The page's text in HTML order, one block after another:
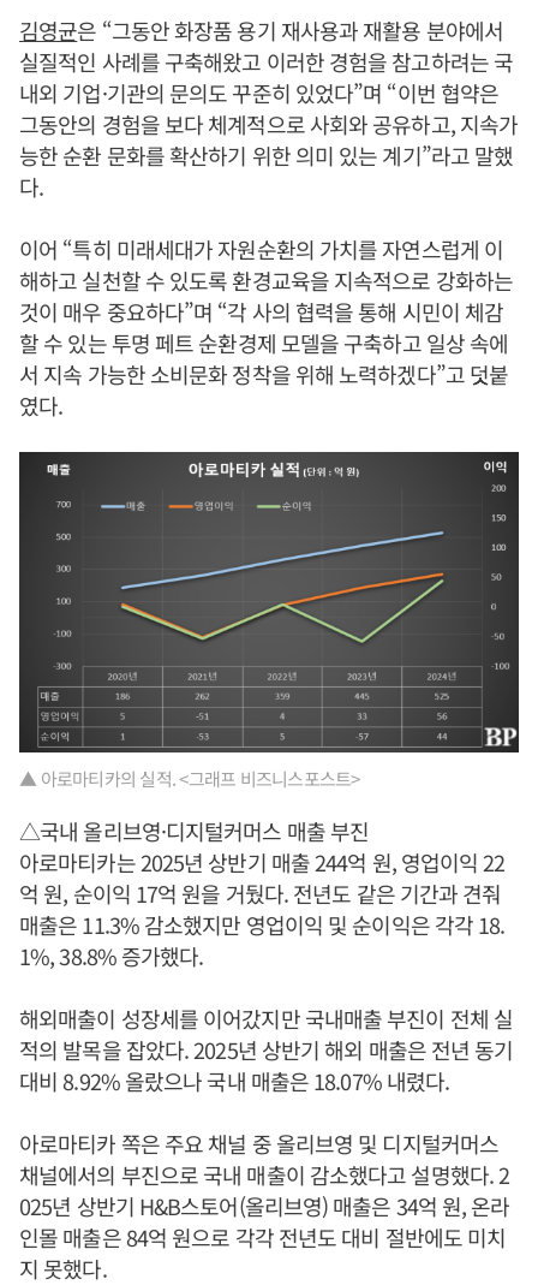
김영균은 “그동안 화장품 용기 재사용과 재활용 분야에서
실질적인 사례를 구축해왔고 이러한 경험을 참고하려는 국
내외 기업·기관의 문의도 꾸준히 있었다”며 “이번 협약은
그동안의 경험을 보다 체계적으로 사회와 공유하고, 지속가
능한 순환 문화를 확산하기 위한 의미 있는 계기”라고 말했
다.
이어 “특히 미래세대가 자원순환의 가치를 자연스럽게 이
해하고 실천할 수 있도록 환경교육을 지속적으로 강화하는
것이 매우 중요하다”며 “각 사의 협력을 통해 시민이 체감
할 수 있는 투명 페트 순환경제 모델을 구축하고 일상 속에
서 지속 가능한 소비문화 정착을 위해 노력하겠다”고 덧붙
였다.
▲ 아로마티카의 실적. <그래프 비즈니스포스트>
△국내 올리브영·디지털커머스 매출 부진
아로마티카는 2025년 상반기 매출 244억 원, 영업이익 22
억 원, 순이익 17억 원을 거뒀다. 전년도 같은 기간과 견줘
매출은 11.3% 감소했지만 영업이익 및 순이익은 각각 18.
1%, 38.8% 증가했다.
해외매출이 성장세를 이어갔지만 국내매출 부진이 전체 실
적의 발목을 잡았다. 2025년 상반기 해외 매출은 전년 동기
대비 8.92% 올랐으나 국내 매출은 18.07% 내렸다.
아로마티카 쪽은 주요 채널 중 올리브영 및 디지털커머스
채널에서의 부진으로 국내 매출이 감소했다고 설명했다. 2
025년 상반기 H&B스토어(올리브영) 매출은 34억 원, 온라
인몰 매출은 84억 원으로 각각 전년도 대비 절반에도 미치
지 못했다.